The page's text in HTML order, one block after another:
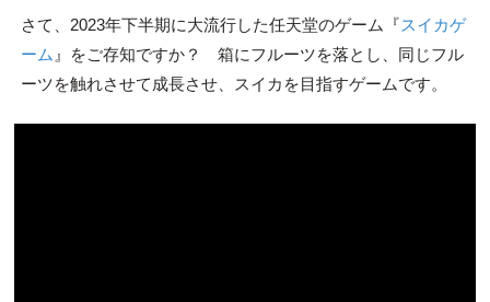
さて、2023年下半期に大流行した任天堂のゲーム『スイカゲ
ーム 』をご存知ですか？ 箱にフルーツを落とし、同じフル
ーツを触れさせて成長させ、スイカを目指すゲームです。